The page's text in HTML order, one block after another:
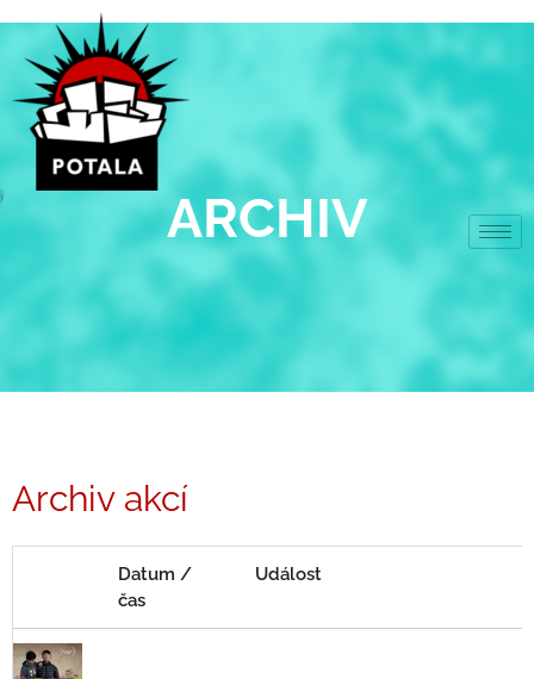
obsah
ARCHIV
Archiv akcí
Datum /
čas
Událost